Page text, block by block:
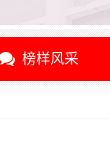
榜样风采